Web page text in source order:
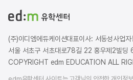
(주)이디엠에듀케이션대표이사: 서동성사업
서울 서초구 서초대로78길 22 홍우제2빌딩
COPYRIGHT edm EDUCATION ALL